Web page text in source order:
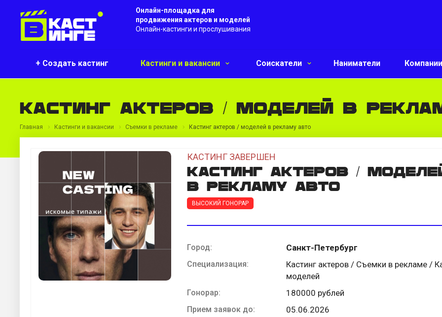
Онлайн-площадка для
продвижения актеров и моделей
Онлайн-кастинги и прослушивания
+ Создать кастинг Кастинги и вакансии Соискатели Наниматели Компании
Кастинг актеров / моделей в
Главная Кастинги и вакансии Съемки в рекламе Кастинг актеров / моделей в рекламу авто
КАСТИНГ ЗАВЕРШЕН
Кастинг актеров /
в рекламу авто
ВЫСОКИЙ ГОНОРАР
Город: Санкт-Петербург
Специализация:
Кастинг актеров / Съемки в рекламе /
моделей
Гонорар: 180000 рублей
Прием заявок до: 05.06.2026